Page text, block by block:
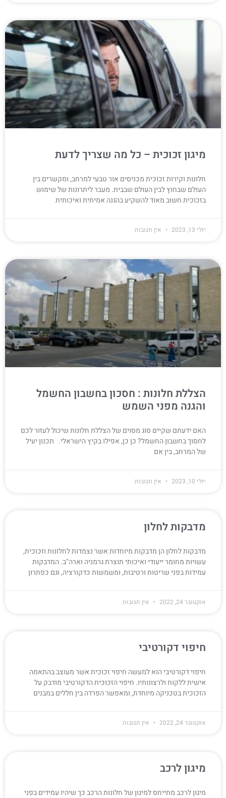
מיגון זכוכית – כל מה שצריך לדעת
חלונות וקירות זכוכית מכניסים אור טבעי למרחב, ומקשרים בין
העולם שבחוץ לבין העולם שבבית. מעבר ליתרונות של שימוש
בזכוכית חשוב מאוד להשקיע בהגנה אמיתית ואיכותית
יולי 13, 2023 אין תגובות
הצללת חלונות : חסכון בחשבון החשמל
והגנה מפני השמש
האם ידעתם שקיים סוג מסוים של הצללת חלונות שיכול לעזור לכם
לחסוך בחשבון החשמל? כן כן, אפילו בקיץ הישראלי. תכנון יעיל
של המרחב, בין אם
יולי 10, 2023 אין תגובות
מדבקות לחלון
מדבקות לחלון הן מדבקות מיוחדות אשר נצמדות לחלונות וזכוכית,
עשויות מחומר ייעודי ואיכותי תוצרת גרמניה וארה"ב. המדבקות
עמידות בפני שריטות ורטיבות, ומשמשות כדקורציה, וגם כפתרון
אוקטובר 24, 2022 אין תגובות
חיפוי דקורטיבי
חיפוי דקורטיבי הוא למעשה חיפוי זכוכית אשר מעוצב בהתאמה
אישית ללקוח ולרצונותיו. חיפוי הזכוכית הדקורטיבי מודבק על
הזכוכית בטכניקה מיוחדת, ומאפשר הפרדה בין חללים במבנים
אוקטובר 24, 2022 אין תגובות
מיגון לרכב
מיגון לרכב מתייחס למיגון של חלונות הרכב כך שיהיו עמידים בפני